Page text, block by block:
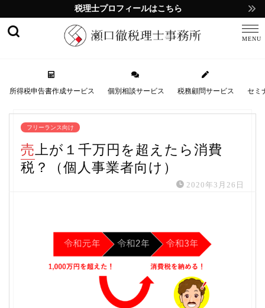
税理士プロフィールはこちら
所得税申告書作成サービス 個別相談サービス 税務顧問サービス セミ
フリーランス向け
売上が１千万円を超えたら消費
税？（個人事業者向け）
2020年3月26日